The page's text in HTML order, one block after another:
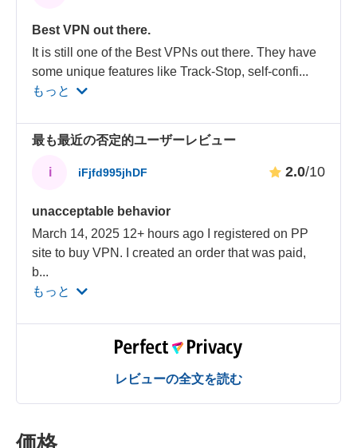
Best VPN out there.
It is still one of the Best VPNs out there. They have
some unique features like Track-Stop, self-confi...
もっと
最も最近の否定的ユーザーレビュー
i iFjfd995jhDF 2.0/10
unacceptable behavior
March 14, 2025 12+ hours ago I registered on PP
site to buy VPN. I created an order that was paid,
b...
もっと
レビューの全文を読む